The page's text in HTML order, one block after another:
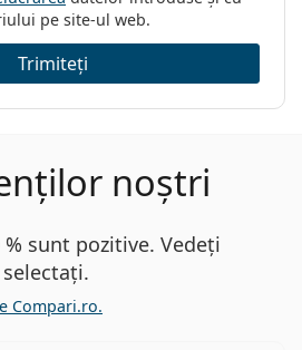
torice
din silicon-hidrogel
de contact
sferice și asferice
pe site-ul web.
Trimiteți
noștri
sunt pozitive. Vedeți
Compari.ro.